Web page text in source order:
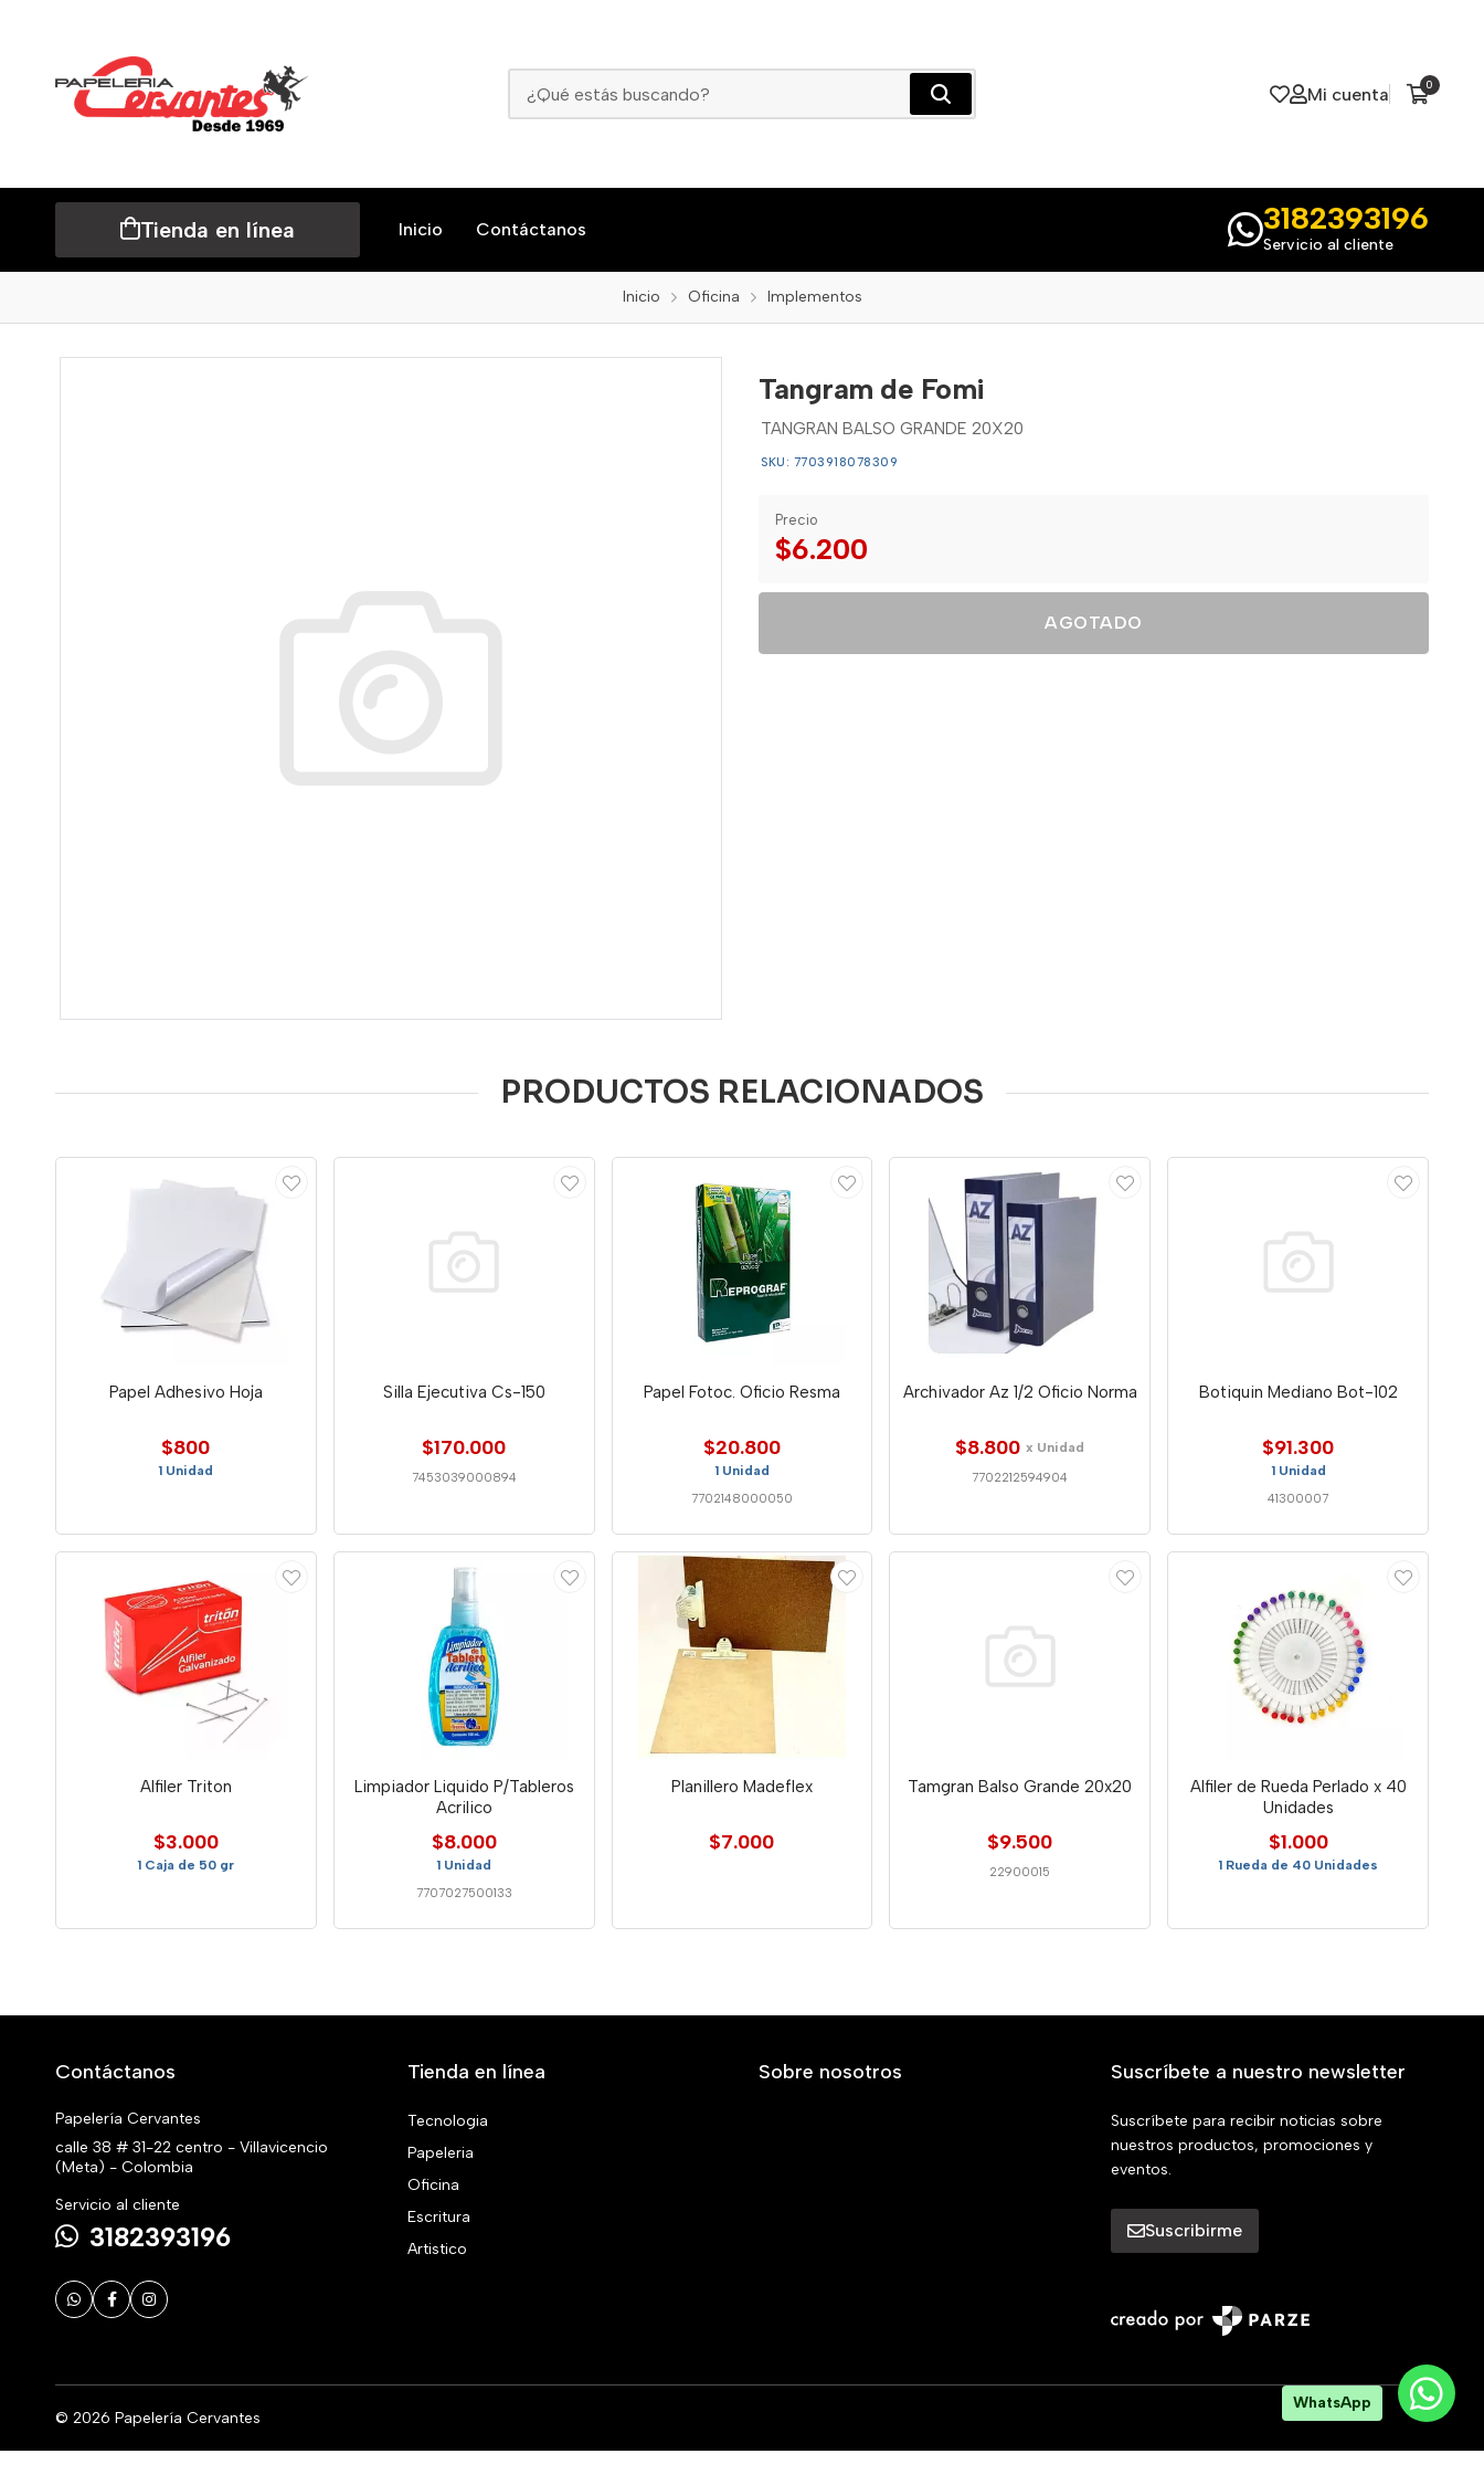
Mi cuenta 0
Tienda en línea Inicio Contáctanos 3182393196
Servicio al cliente
Inicio Oficina Implementos
Tangram de Fomi
TANGRAN BALSO GRANDE 20X20
SKU: 7703918078309
Precio
$6.200
AGOTADO
PRODUCTOS RELACIONADOS
Papel Adhesivo Hoja
$800
1 Unidad
Silla Ejecutiva Cs-150
$170.000
7453039000894
Papel Fotoc. Oficio Resma
$20.800
1 Unidad
7702148000050
Archivador Az 1/2 Oficio Norma
$8.800 x Unidad
7702212594904
Botiquin Mediano Bot-102
$91.300
1 Unidad
41300007
Alfiler Triton
$3.000
1 Caja de 50 gr
Limpiador Liquido P/Tableros
Acrilico
$8.000
1 Unidad
7707027500133
Planillero Madeflex
$7.000
Tamgran Balso Grande 20x20
$9.500
22900015
Alfiler de Rueda Perlado x 40
Unidades
$1.000
1 Rueda de 40 Unidades
Contáctanos
Papelería Cervantes
calle 38 # 31-22 centro - Villavicencio
(Meta) - Colombia
Servicio al cliente
3182393196
Tienda en línea
Tecnologia
Papeleria
Oficina
Escritura
Artistico
Sobre nosotros Suscríbete a nuestro newsletter
Suscríbete para recibir noticias sobre
nuestros productos, promociones y
eventos.
Suscribirme
© 2026 Papelería Cervantes
WhatsApp